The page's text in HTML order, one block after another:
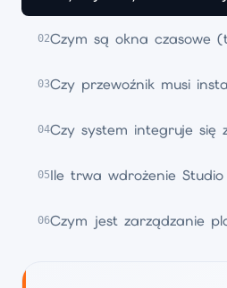
02Czym są okna czasowe
03Czy przewoźnik musi
04Czy system integruje się
05Ile trwa wdrożenie Studio
06Czym jest zarządzanie